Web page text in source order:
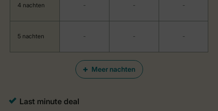
Meer nachten
4 nachten - - -
5 nachten - - -